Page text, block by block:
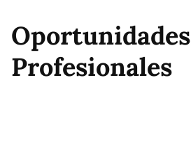
Oportunidades
Profesionales